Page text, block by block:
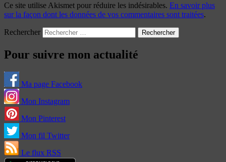
Ce site utilise Akismet pour réduire les indésirables. En savoir plus
sur la façon dont les données de vos commentaires sont traitées.
Rechercher
Pour suivre mon actualité
Ma page Facebook
Mon Instagram
Mon Pinterest
Mon fil Twitter
Le flux RSS